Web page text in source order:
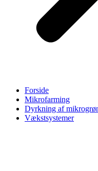
Forside
Mikrofarming
Dyrkning af
Vækstsystemer